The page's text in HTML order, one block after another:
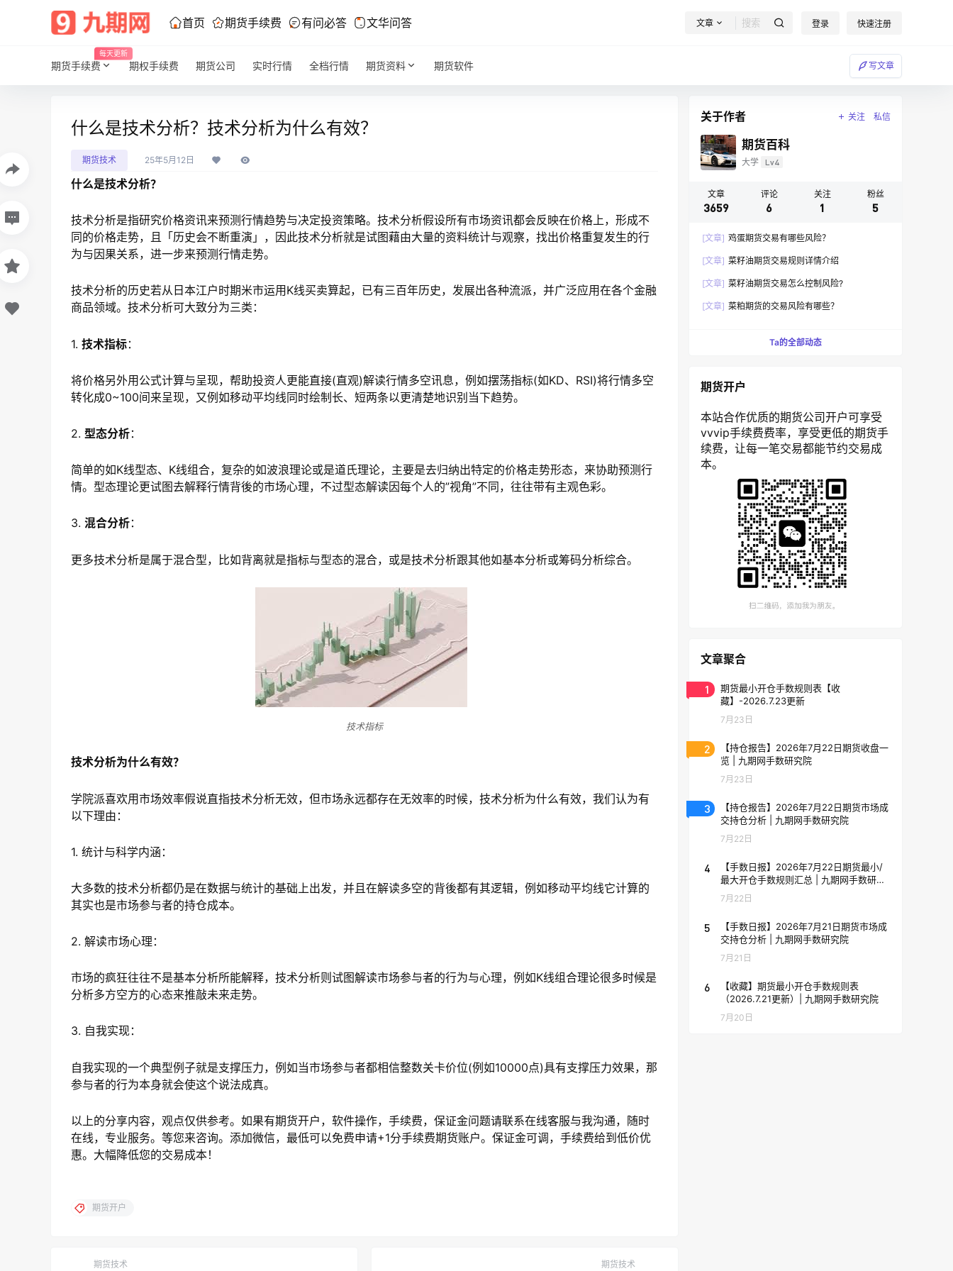
首页 期货手续费 有问必答 文华问答 文章 登录 快速注册
期货手续费
每天更新
期权手续费 期货公司 实时行情 全档行情 期货资料 期货软件 写文章
什么是技术分析？技术分析为什么有效？
期货技术 25年5月12日
什么是技术分析？
技术分析是指研究价格资讯来预测行情趋势与决定投资策略。技术分析假设所有市场资讯都会反映在价格上，形成不
同的价格走势，且「历史会不断重演」，因此技术分析就是试图藉由大量的资料统计与观察，找出价格重复发生的行
为与因果关系，进一步来预测行情走势。
技术分析的历史若从日本江户时期米市运用K线买卖算起，已有三百年历史，发展出各种流派，并广泛应用在各个金融
商品领域。技术分析可大致分为三类：
1. 技术指标：
将价格另外用公式计算与呈现，帮助投资人更能直接(直观)解读行情多空讯息，例如摆荡指标(如KD、RSI)将行情多空
转化成0~100间来呈现，又例如移动平均线同时绘制长、短两条以更清楚地识别当下趋势。
2. 型态分析：
简单的如K线型态、K线组合，复杂的如波浪理论或是道氏理论，主要是去归纳出特定的价格走势形态，来协助预测行
情。型态理论更试图去解释行情背後的市场心理，不过型态解读因每个人的”视角”不同，往往带有主观色彩。
3. 混合分析：
更多技术分析是属于混合型，比如背离就是指标与型态的混合，或是技术分析跟其他如基本分析或筹码分析综合。
技术指标
技术分析为什么有效？
学院派喜欢用市场效率假说直指技术分析无效，但市场永远都存在无效率的时候，技术分析为什么有效，我们认为有
以下理由：
1. 统计与科学内涵：
大多数的技术分析都仍是在数据与统计的基础上出发，并且在解读多空的背後都有其逻辑，例如移动平均线它计算的
其实也是市场参与者的持仓成本。
2. 解读市场心理：
市场的疯狂往往不是基本分析所能解释，技术分析则试图解读市场参与者的行为与心理，例如K线组合理论很多时候是
分析多方空方的心态来推敲未来走势。
3. 自我实现：
自我实现的一个典型例子就是支撑压力，例如当市场参与者都相信整数关卡价位(例如10000点)具有支撑压力效果，那
参与者的行为本身就会使这个说法成真。
以上的分享内容，观点仅供参考。如果有期货开户，软件操作，手续费，保证金问题请联系在线客服与我沟通，随时
在线，专业服务。等您来咨询。添加微信，最低可以免费申请+1分手续费期货账户。保证金可调，手续费给到低价优
惠。大幅降低您的交易成本！
期货开户
期货技术 期货技术
关于作者 关注 私信
期货百科
大学 Lv4
文章
3659
评论
6
关注
1
粉丝
5
[文章] 鸡蛋期货交易有哪些风险？
[文章] 菜籽油期货交易规则详情介绍
[文章] 菜籽油期货交易怎么控制风险?
[文章] 菜粕期货的交易风险有哪些？
Ta的全部动态
期货开户
本站合作优质的期货公司开户可享受
vvvip手续费费率，享受更低的期货手
续费，让每一笔交易都能节约交易成
本。
文章聚合
1
期货最小开仓手数规则表【收
藏】-2026.7.23更新
7月23日
2
【持仓报告】2026年7月22日期货收盘一
览 | 九期网手数研究院
7月23日
3
【持仓报告】2026年7月22日期货市场成
交持仓分析 | 九期网手数研究院
7月22日
4
【手数日报】2026年7月22日期货最小/
最大开仓手数规则汇总 | 九期网手数研究
院
7月22日
5
【手数日报】2026年7月21日期货市场成
交持仓分析 | 九期网手数研究院
7月21日
6
【收藏】期货最小开仓手数规则表
（2026.7.21更新）| 九期网手数研究院
7月20日